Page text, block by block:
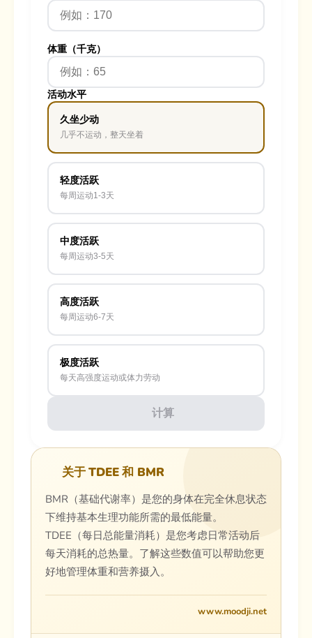
体重（千克）
活动水平
久坐少动
几乎不运动，整天坐着
轻度活跃
每周运动1-3天
中度活跃
每周运动3-5天
高度活跃
每周运动6-7天
极度活跃
每天高强度运动或体力劳动
计算
关于 TDEE 和 BMR
BMR（基础代谢率）是您的身体在完全休息状态
下维持基本生理功能所需的最低能量。
TDEE（每日总能量消耗）是您考虑日常活动后
每天消耗的总热量。了解这些数值可以帮助您更
好地管理体重和营养摄入。
www.moodji.net